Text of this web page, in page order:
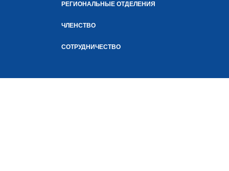
РЕГИОНАЛЬНЫЕ ОТДЕЛЕНИЯ
ЧЛЕНСТВО
СОТРУДНИЧЕСТВО